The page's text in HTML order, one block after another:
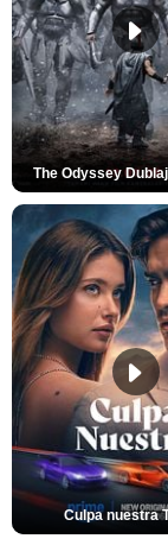
The Odyssey
Culpa nuestra